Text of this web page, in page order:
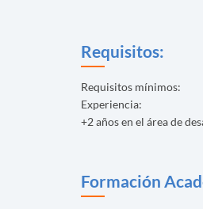
Requisitos:
Requisitos mínimos:
Experiencia:
+2 años en el área de
Formación